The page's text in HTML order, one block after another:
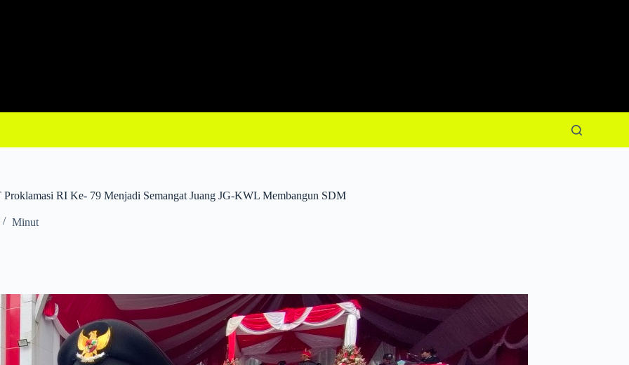
RI Ke- 79 Menjadi Semangat Juang JG-KWL Membangun SDM
Minut